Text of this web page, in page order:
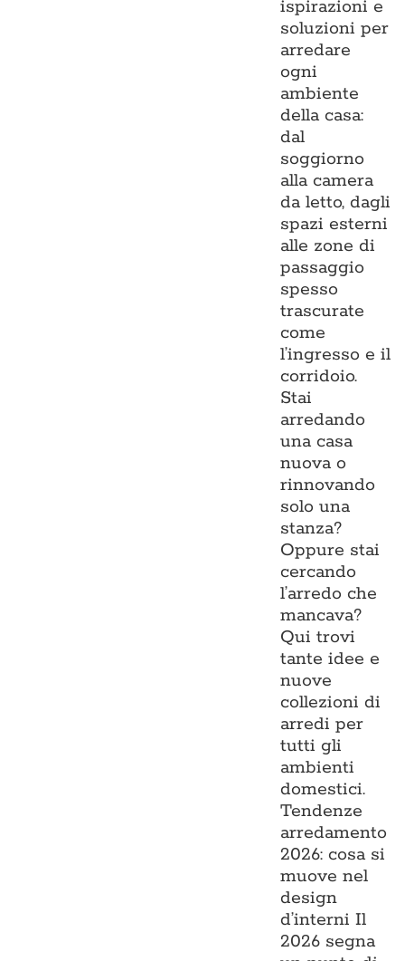
ispirazioni e
soluzioni per
arredare
ogni
ambiente
della casa:
dal
soggiorno
alla camera
da letto, dagli
spazi esterni
alle zone di
passaggio
spesso
trascurate
come
l’ingresso e il
corridoio.
Stai
arredando
una casa
nuova o
rinnovando
solo una
stanza?
Oppure stai
cercando
l’arredo che
mancava?
Qui trovi
tante idee e
nuove
collezioni di
arredi per
tutti gli
ambienti
domestici.
Tendenze
arredamento
2026: cosa si
muove nel
design
d’interni Il
2026 segna